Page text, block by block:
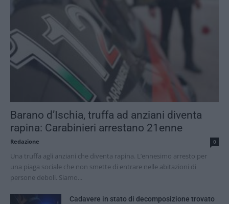
Barano d’Ischia, truffa ad anziani diventa
rapina: Carabinieri arrestano 21enne
Redazione 0
Una truffa agli anziani che diventa rapina. L’ennesimo arresto per
una piaga sociale che non smette di entrare nelle abitazioni di
persone deboli. Siamo...
Cadavere in stato di decomposizione trovato